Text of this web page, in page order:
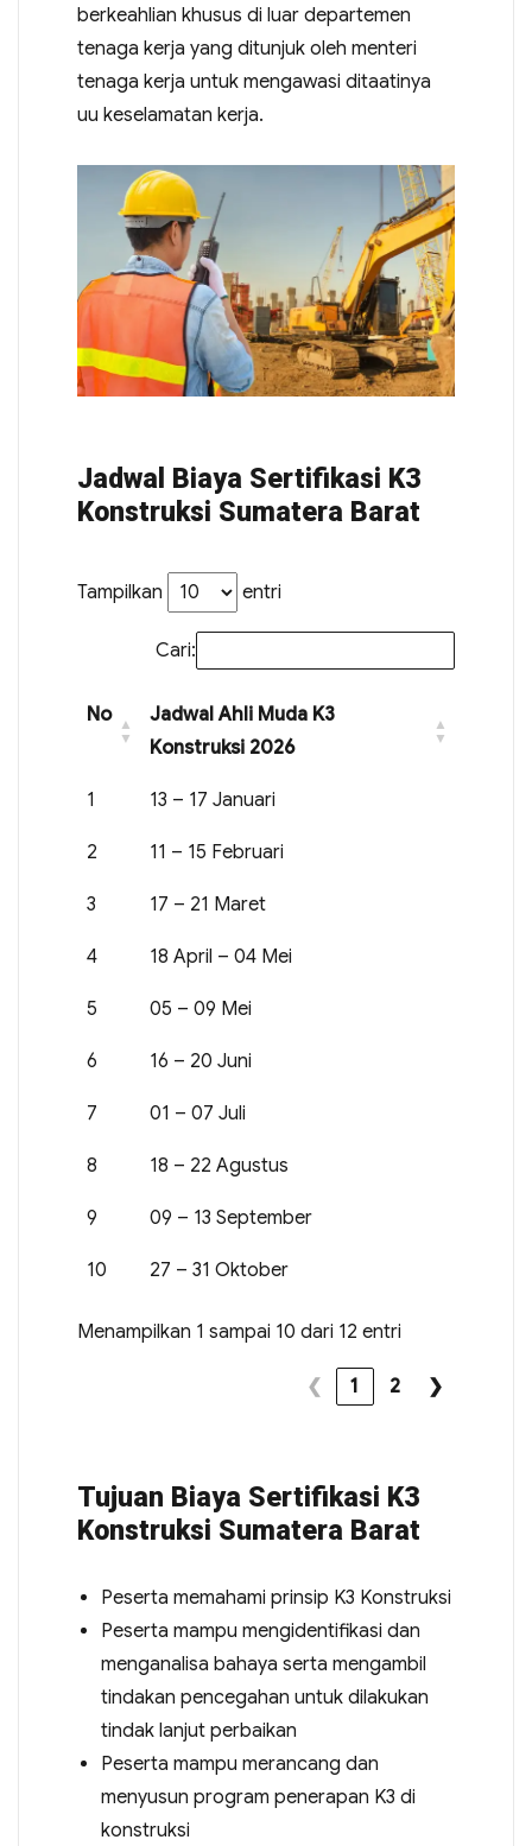
berkeahlian khusus di luar departemen
tenaga kerja yang ditunjuk oleh menteri
tenaga kerja untuk mengawasi ditaatinya
uu keselamatan kerja.
Jadwal Biaya Sertifikasi K3
Konstruksi Sumatera Barat
Tampilkan entri
Cari:
No
Jadwal Ahli Muda K3
Konstruksi 2026
1 13 – 17 Januari
2 11 – 15 Februari
3 17 – 21 Maret
4 18 April – 04 Mei
5 05 – 09 Mei
6 16 – 20 Juni
7 01 – 07 Juli
8 18 – 22 Agustus
9 09 – 13 September
10 27 – 31 Oktober
Menampilkan 1 sampai 10 dari 12 entri
❮ 1 2 ❯
Tujuan Biaya Sertifikasi K3
Konstruksi Sumatera Barat
Peserta memahami prinsip K3 Konstruksi
Peserta mampu mengidentifikasi dan
menganalisa bahaya serta mengambil
tindakan pencegahan untuk dilakukan
tindak lanjut perbaikan
Peserta mampu merancang dan
menyusun program penerapan K3 di
konstruksi